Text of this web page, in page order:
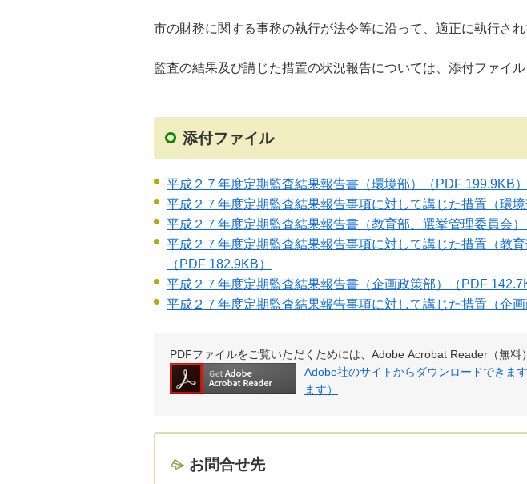
市の財務に関する事務の執行が法令等に沿って、適正に執行され
監査の結果及び講じた措置の状況報告については、添付ファイル
添付ファイル
平成２７年度定期監査結果報告書（環境部）
（PDF 199.9KB）
平成２７年度定期監査結果報告事項に対して講じた措置（環境
平成２７年度定期監査結果報告書（教育部、選挙管理委員会）
平成２７年度定期監査結果報告事項に対して講じた措置（教育
（PDF 182.9KB）
平成２７年度定期監査結果報告書（企画政策部）
（PDF
平成２７年度定期監査結果報告事項に対して講じた措置（企画
PDFファイルをご覧いただくためには、Adobe Acrobat Reader（無料
Adobe社のサイトからダウンロードできま
ます）
お問合せ先